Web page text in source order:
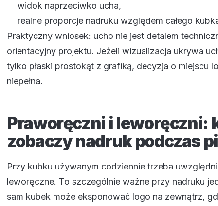
widok naprzeciwko ucha,
realne proporcje nadruku względem całego
Praktyczny wniosek: ucho nie jest detalem
orientacyjny projektu. Jeżeli wizualizacja ukrywa
tylko płaski prostokąt z grafiką, decyzja o miejscu
niepełna.
Praworęczni i leworęczni:
zobaczy nadruk podczas
Przy kubku używanym codziennie trzeba
leworęczne. To szczególnie ważne przy nadruku
sam kubek może eksponować logo na zewnątrz,